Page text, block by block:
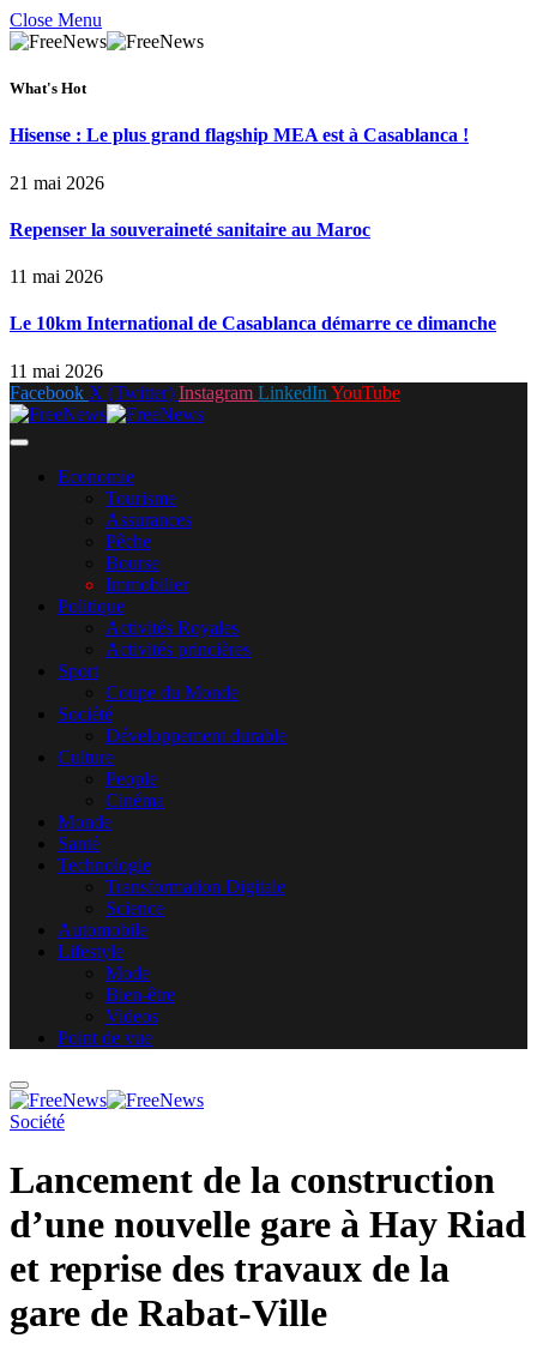
Close Menu
What's Hot
Hisense : Le plus grand flagship MEA est à Casablanca !
21 mai 2026
Repenser la souveraineté sanitaire au Maroc
11 mai 2026
Le 10km International de Casablanca démarre ce dimanche
11 mai 2026
Facebook X (Twitter) Instagram LinkedIn YouTube
Economie
Tourisme
Assurances
Pêche
Bourse
Immobilier
Politique
Activités Royales
Activités princières
Sport
Coupe du Monde
Société
Développement durable
Culture
People
Cinéma
Monde
Santé
Technologie
Transformation Digitale
Science
Automobile
Lifestyle
Mode
Bien-être
Videos
Point de vue
Société
Lancement de la construction
d’une nouvelle gare à Hay Riad
et reprise des travaux de la
gare de Rabat-Ville